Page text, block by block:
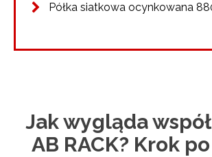
Półka siatkowa ocynkowana
Jak wygląda
AB RACK? Krok